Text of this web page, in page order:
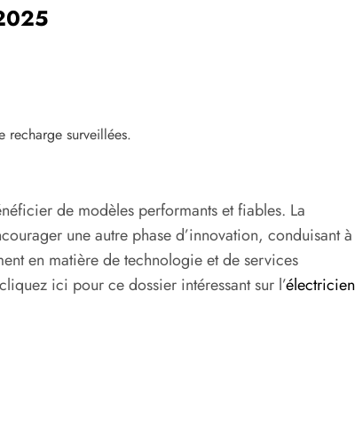
recharge surveillées.
de modèles performants et fiables. La
une autre phase d’innovation, conduisant à
en matière de technologie et de services
ici pour ce dossier intéressant sur l’électricien